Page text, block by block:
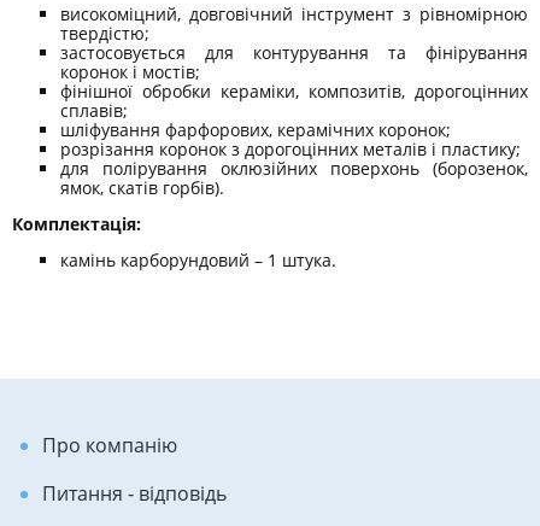
високоміцний, довговічний інструмент з рівномірною
твердістю;
застосовується для контурування та фінірування
коронок і мостів;
фінішної обробки кераміки, композитів, дорогоцінних
сплавів;
шліфування фарфорових, керамічних коронок;
розрізання коронок з дорогоцінних металів і пластику;
для полірування оклюзійних поверхонь (борозенок,
ямок, скатів горбів).
Комплектація:
камінь карборундовий – 1 штука.
Про компанію
Питання - відповідь